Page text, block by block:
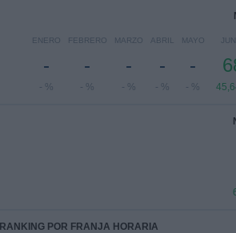
ENERO
-
- %
FEBRERO
-
- %
MARZO
-
- %
ABRIL
-
- %
MAYO
-
- %
RANKING POR FRANJA HORARIA